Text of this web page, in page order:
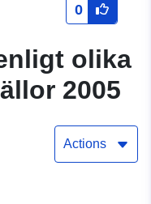
0
olika
2005
Actions